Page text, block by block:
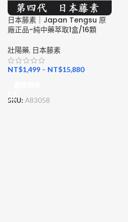
日本藤素｜Japan Tengsu 原
廠正品-純中藥萃取1盒/16顆
壯陽藥, 日本藤素
NT$1,499 – NT$15,880
SKU: A83058